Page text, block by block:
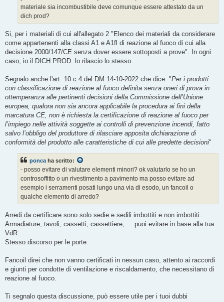
materiale sia incombustibile deve comunque essere attestato da un
dich prod?
Si, per i materiali di cui all'allegato 2 "Elenco dei materiali da considerare
come appartenenti alla classi A1 e A1fl di reazione al fuoco di cui alla
decisione 2000/147/CE senza dover essere sottoposti a prove". In ogni
caso, io il DICH.PROD. lo rilascio lo stesso.
Segnalo anche l'art. 10 c.4 del DM 14-10-2022 che dice: "Per i prodotti
con classificazione di reazione al fuoco definita senza oneri di prova in
ottemperanza alle pertinenti decisioni della Commissione dell’Unione
europea, qualora non sia ancora applicabile la procedura ai fini della
marcatura CE, non è richiesta la certificazione di reazione al fuoco per
l’impiego nelle attività soggette ai controlli di prevenzione incendi, fatto
salvo l’obbligo del produttore di rilasciare apposita dichiarazione di
conformità del prodotto alle caratteristiche di cui alle predette decisioni"
poncaha scritto:
- posso evitare di valutare elementi minori? ok valutarlo se ho un
controsoffitto o un rivestimento a pavimento ma posso evitare ad
esempio i serramenti posati lungo una via di esodo, un fancoil o
qualche elemento di arredo?
Arredi da certificare sono solo sedie e sedili imbottiti e non imbottiti.
Armadiature, tavoli, cassetti, cassettiere, ... puoi evitare in base alla tua
VdR.
Stesso discorso per le porte.
Fancoil direi che non vanno certificati in nessun caso, attento ai raccordi
e giunti per condotte di ventilazione e riscaldamento, che necessitano di
reazione al fuoco.
Ti segnalo questa discussione, può essere utile per i tuoi dubbi